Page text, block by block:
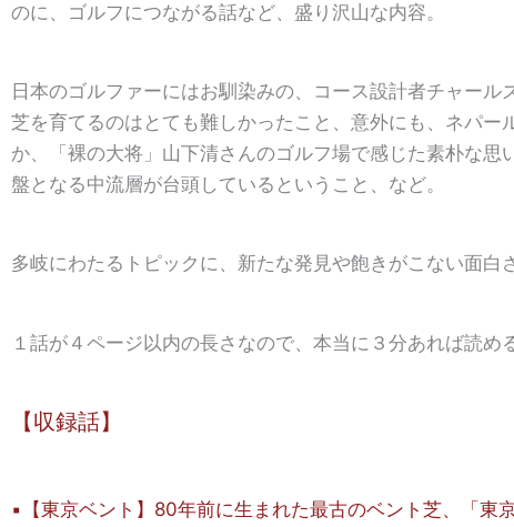
のに、ゴルフにつながる話など、盛り沢山な内容。
日本のゴルファーにはお馴染みの、コース設計者チャール
芝を育てるのはとても難しかったこと、意外にも、ネパー
か、「裸の大将」山下清さんのゴルフ場で感じた素朴な思
盤となる中流層が台頭しているということ、など。
多岐にわたるトピックに、新たな発見や飽きがこない面白
１話が４ページ以内の長さなので、本当に３分あれば読め
【収録話】
▪【東京ベント】80年前に生まれた最古のベント芝、「東